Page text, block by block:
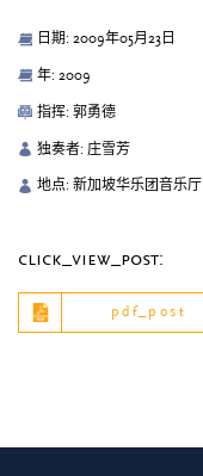
日期: 2009年05月23日
年: 2009
指挥: 郭勇德
独奏者: 庄雪芳
地点: 新加坡华乐团音乐厅
click_view_post:
pdf_post